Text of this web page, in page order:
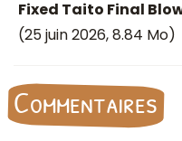
Fixed Taito Final
(25 juin 2026, 8.84 Mo)
Commentaires